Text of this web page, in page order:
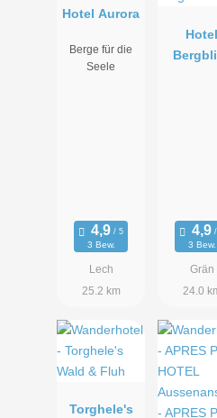
Hotel Aurora
Berge für die
Seele
3 Bew.
Lech
25.2 km
Hotel
3 Bew.
Grän
24.0
Torghele's